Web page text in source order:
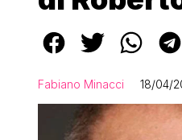
Fabiano Minacci 18/04/